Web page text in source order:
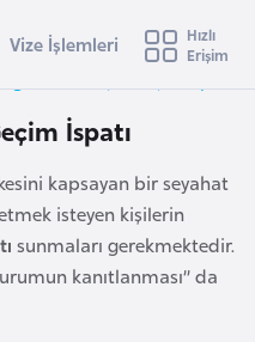
Vize İşlemleri
Hızlı
Erişim
İspatı
kapsayan bir seyahat
isteyen kişilerin
sunmaları gerekmektedir.
kanıtlanması” da